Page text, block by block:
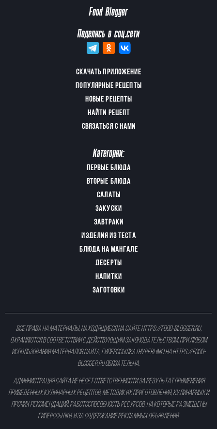
Food Blogger
Поделись в соц.сети
СКАЧАТЬ ПРИЛОЖЕНИЕ
ПОПУЛЯРНЫЕ РЕЦЕПТЫ
НОВЫЕ РЕЦЕПТЫ
НАЙТИ РЕЦЕПТ
СВЯЗАТЬСЯ С НАМИ
Категории:
ПЕРВЫЕ БЛЮДА
ВТОРЫЕ БЛЮДА
САЛАТЫ
ЗАКУСКИ
ЗАВТРАКИ
ИЗДЕЛИЯ ИЗ ТЕСТА
БЛЮДА НА МАНГАЛЕ
ДЕСЕРТЫ
НАПИТКИ
ЗАГОТОВКИ
Все права на материалы, находящиеся на сайтеhttps://food-blogger.ru,
охраняются в соответствии с действующим законодательством. При любом
использовании материалов сайта, гиперссылка (hyperlink) наhttps://food-
blogger.ruобязательна.
Администрация сайта не несет ответственности за результат применения
приведенных кулинарных рецептов, методик их приготовления, кулинарных и
прочих рекомендаций, работоспособность ресурсов, на которые размещены
гиперссылки, и за содержание рекламных объявлений.